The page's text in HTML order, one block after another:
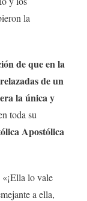
la
de que en la
de un
la única y
toda su
Apostólica
«¡Ella lo vale
a ella,